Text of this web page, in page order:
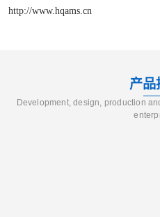
http://www.hqams.cn
产品
Development, design, production